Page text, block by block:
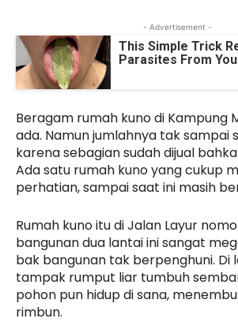
- Advertisement -
This Simple Trick
Parasites From
Beragam rumah kuno di Kampung
ada. Namun jumlahnya tak sampai
karena sebagian sudah dijual
Ada satu rumah kuno yang cukup
perhatian, sampai saat ini masih
Rumah kuno itu di Jalan Layur nomor
bangunan dua lantai ini sangat
bak bangunan tak berpenghuni. Di
tampak rumput liar tumbuh
pohon pun hidup di sana,
rimbun.